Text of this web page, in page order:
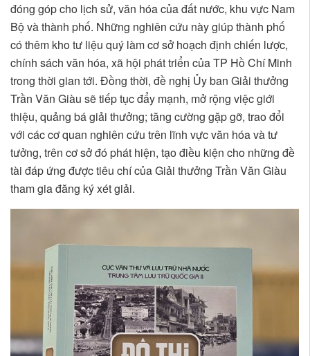
đóng góp cho lịch sử, văn hóa của đất nước, khu vực Nam
Bộ và thành phố. Những nghiên cứu này giúp thành phố
có thêm kho tư liệu quý làm cơ sở hoạch định chiến lược,
chính sách văn hóa, xã hội phát triển của TP Hồ Chí Minh
trong thời gian tới. Đồng thời, đề nghị Ủy ban Giải thưởng
Trần Văn Giàu sẽ tiếp tục đẩy mạnh, mở rộng việc giới
thiệu, quảng bá giải thưởng; tăng cường gặp gỡ, trao đổi
với các cơ quan nghiên cứu trên lĩnh vực văn hóa và tư
tưởng, trên cơ sở đó phát hiện, tạo điều kiện cho những đề
tài đáp ứng được tiêu chí của Giải thưởng Trần Văn Giàu
tham gia đăng ký xét giải.